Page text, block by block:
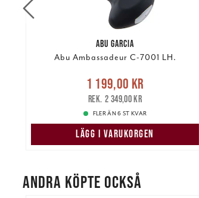
ABU GARCIA
Abu Ambassadeur C-7001 LH.
Nuvarande pris
1 199,00 krTidigare pris
2 349,00 kr
1 199,00 kr
2 349,00 kr
FLER ÄN 6 ST KVAR
LÄGG I VARUKORGEN
ANDRA KÖPTE OCKSÅ